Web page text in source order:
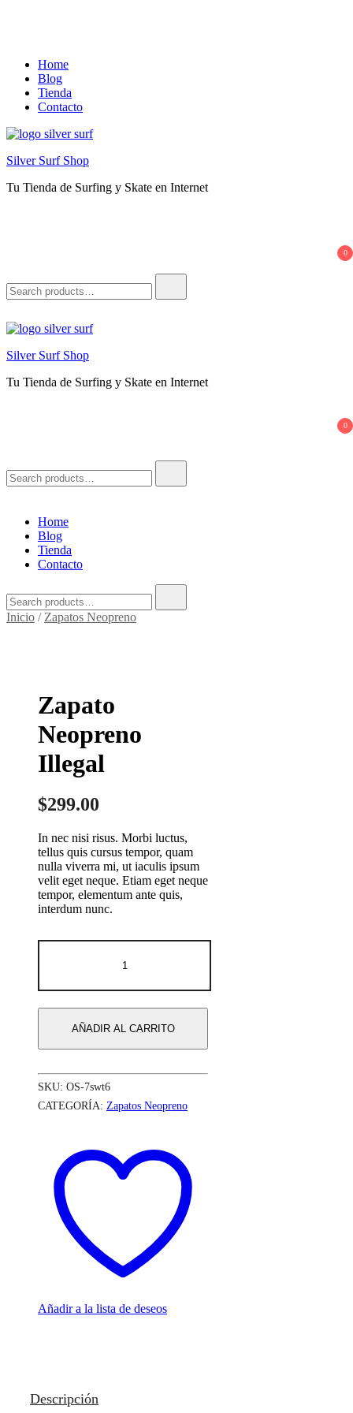
Skip
content
Home
Blog
Tienda
Contacto
Silver Surf Shop
Tu Tienda de Surfing y Skate en Internet
0
for:
Silver Surf Shop
Tu Tienda de Surfing y Skate en Internet
0
for:
Home
Blog
Tienda
Contacto
for:
Inicio / Zapatos Neopreno
Zapato
Neopreno
Illegal
$299.00
In nec nisi risus. Morbi luctus,
tellus quis cursus tempor, quam
nulla viverra mi, ut iaculis ipsum
velit eget neque. Etiam eget neque
tempor, elementum ante quis,
interdum nunc.
Neopreno
cantidad
AÑADIR AL CARRITO
SKU: OS-7swt6
CATEGORÍA: Zapatos Neopreno
Añadir a la lista de deseos
Descripción